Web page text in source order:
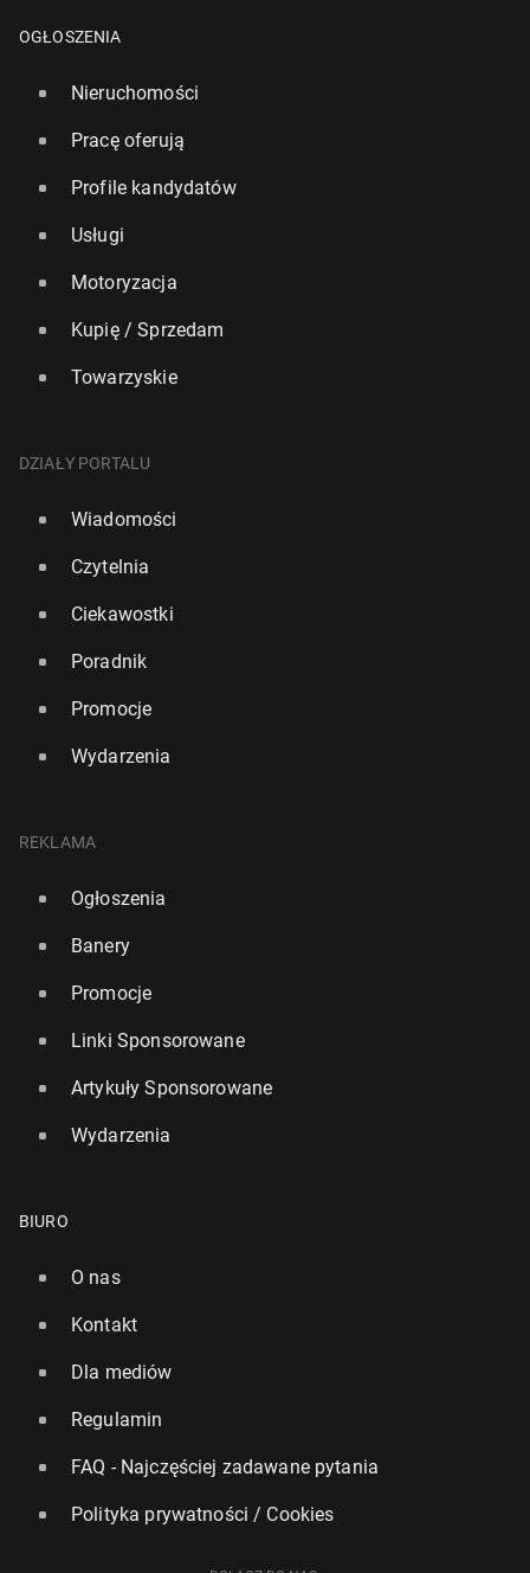
OGŁOSZENIA
Nieruchomości
Pracę oferują
Profile kandydatów
Usługi
Motoryzacja
Kupię / Sprzedam
Towarzyskie
DZIAŁY PORTALU
Wiadomości
Czytelnia
Ciekawostki
Poradnik
Promocje
Wydarzenia
REKLAMA
Ogłoszenia
Banery
Promocje
Linki Sponsorowane
Artykuły Sponsorowane
Wydarzenia
BIURO
O nas
Kontakt
Dla mediów
Regulamin
FAQ - Najczęściej zadawane pytania
Polityka prywatności / Cookies